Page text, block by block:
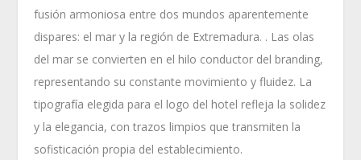
fusión armoniosa entre dos mundos aparentemente
dispares: el mar y la región de Extremadura. . Las olas
del mar se convierten en el hilo conductor del branding,
representando su constante movimiento y fluidez. La
tipografía elegida para el logo del hotel refleja la solidez
y la elegancia, con trazos limpios que transmiten la
sofisticación propia del establecimiento.